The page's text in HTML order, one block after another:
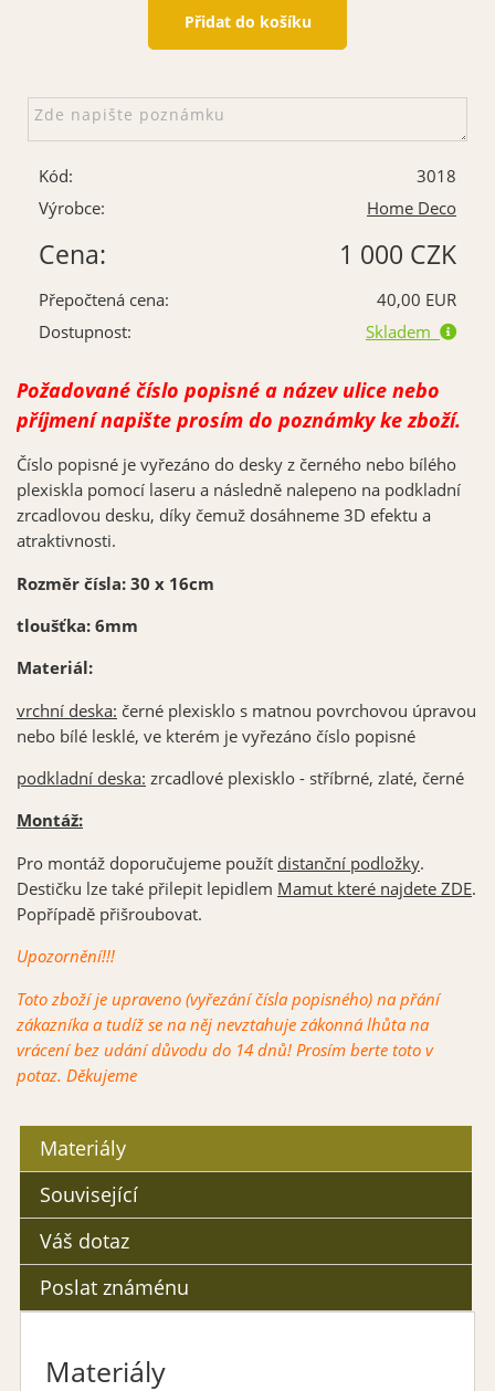
Kód:
3018
Výrobce:
Home Deco
Cena: 1 000 CZK
Přepočtená cena:
40,00 EUR
Dostupnost:
Skladem
Požadované číslo popisné a název ulice nebo
příjmení napište prosím do poznámky ke zboží.
Číslo popisné je vyřezáno do desky z černého nebo bílého
plexiskla pomocí laseru a následně nalepeno na podkladní
zrcadlovou desku, díky čemuž dosáhneme 3D efektu a
atraktivnosti.
Rozměr čísla: 30 x 16cm
tloušťka: 6mm
Materiál:
vrchní deska: černé plexisklo s matnou povrchovou úpravou
nebo bílé lesklé, ve kterém je vyřezáno číslo popisné
podkladní deska: zrcadlové plexisklo - stříbrné, zlaté, černé
Montáž:
Pro montáž doporučujeme použít distanční podložky.
Destičku lze také přilepit lepidlem Mamut které najdete ZDE.
Popřípadě přišroubovat.
Upozornění!!!
Toto zboží je upraveno (vyřezání čísla popisného) na přání
zákazníka a tudíž se na něj nevztahuje zákonná lhůta na
vrácení bez udání důvodu do 14 dnů! Prosím berte toto v
potaz. Děkujeme
Materiály
Související
Váš dotaz
Poslat známénu
Materiály